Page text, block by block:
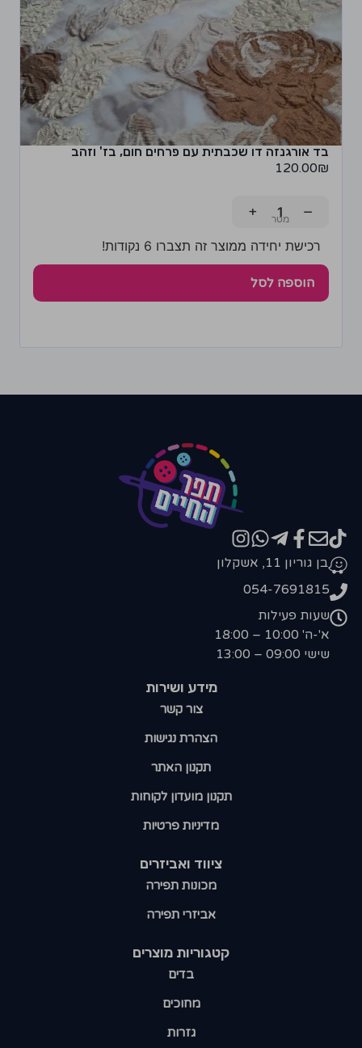
בד אורגנזה דו שכבתית עם פרחים חום, בז' וזהב
120.00₪
−
+
רכישת יחידה ממוצר זה תצברו 6 נקודות!
הוספה לסל
קטגוריות מוצרים​
בדים
מחוכים
גזרות
ציווד ואביזרים
מכונות תפירה
אביזרי תפירה
מידע ושירות
צור קשר
הצהרת נגישות
תקנון האתר
תקנון מועדון לקוחות
מדיניות פרטיות
בן גוריון 11, אשקלון
054-7691815
שעות פעילות
א'-ה' 10:00 – 18:00
שישי 09:00 – 13:00